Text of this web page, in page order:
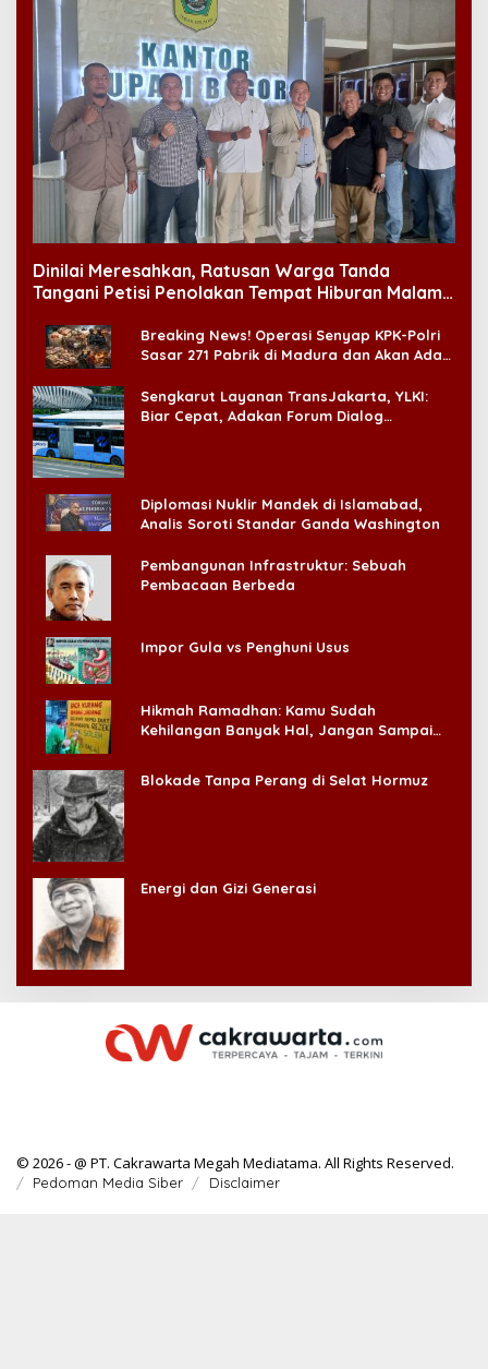
Dinilai Meresahkan, Ratusan Warga Tanda
Tangani Petisi Penolakan Tempat Hiburan Malam
Breaking News! Operasi Senyap KPK-Polri
Sasar 271 Pabrik di Madura dan Akan Ada
Sengkarut Layanan TransJakarta, YLKI:
Biar Cepat, Adakan Forum Dialog
Diplomasi Nuklir Mandek di Islamabad,
Analis Soroti Standar Ganda Washington
Pembangunan Infrastruktur: Sebuah
Pembacaan Berbeda
Impor Gula vs Penghuni Usus
Hikmah Ramadhan: Kamu Sudah
Kehilangan Banyak Hal, Jangan Sampai
Blokade Tanpa Perang di Selat Hormuz
Energi dan Gizi Generasi
© 2026 - @ PT. Cakrawarta Megah Mediatama. All Rights Reserved.
Pedoman Media Siber Disclaimer